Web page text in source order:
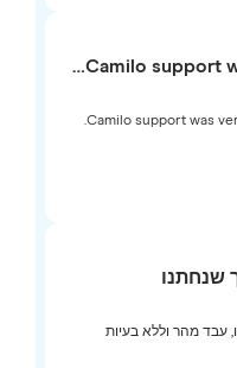
Camilo
Camilo support
וללא בעיות